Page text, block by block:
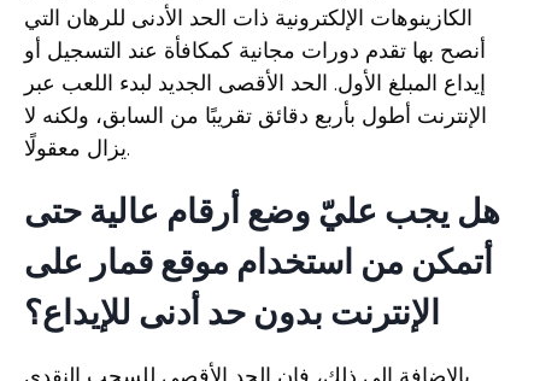
الكازينوهات الإلكترونية ذات الحد الأدنى للرهان التي
أنصح بها تقدم دورات مجانية كمكافأة عند التسجيل أو
إيداع المبلغ الأول. الحد الأقصى الجديد لبدء اللعب عبر
الإنترنت أطول بأربع دقائق تقريبًا من السابق، ولكنه لا
يزال معقولًا.
هل يجب عليّ وضع أرقام عالية حتى
أتمكن من استخدام موقع قمار على
الإنترنت بدون حد أدنى للإيداع؟
بالإضافة إلى ذلك، فإن الحد الأقصى للسحب النقدي